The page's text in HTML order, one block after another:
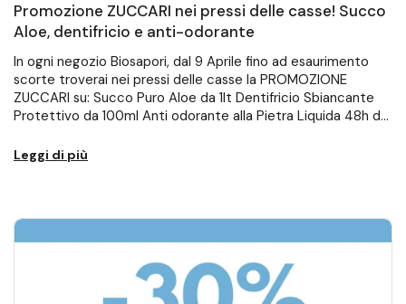
Promozione ZUCCARI nei pressi delle casse! Succo
Aloe, dentifricio e anti-odorante
In ogni negozio Biosapori, dal 9 Aprile fino ad esaurimento
scorte troverai nei pressi delle casse la PROMOZIONE
ZUCCARI su: Succo Puro Aloe da 1lt Dentifricio Sbiancante
Protettivo da 100ml Anti odorante alla Pietra Liquida 48h da
Leggi di più